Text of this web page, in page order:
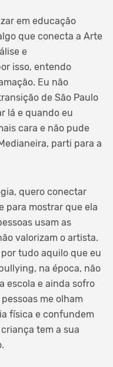
em educação
que conecta a Arte
e
isso, entendo
Eu não
de São Paulo
lá e quando eu
cara e não pude
parti para a
quero conectar
para mostrar que ela
usam as
valorizam o artista.
tudo aquilo que eu
na época, não
escola e ainda sofro
me olham
física e confundem
tem a sua